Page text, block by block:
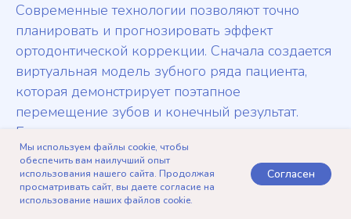
Telegram Записаться
Современные технологии позволяют точно
планировать и прогнозировать эффект
ортодонтической коррекции. Сначала создается
виртуальная модель зубного ряда пациента,
которая демонстрирует поэтапное
перемещение зубов и конечный результат.
Благодаря этому можно заранее увидеть, как
будут выглядеть зубы в конечном варианте. Это,
в свою очередь, является дополнительным
стимулом для соблюдения всех врачебных
Мы используем файлы cookie, чтобы
обеспечить вам наилучший опыт
использования нашего сайта. Продолжая
просматривать сайт, вы даете согласие на
использование наших файлов cookie.
Согласен